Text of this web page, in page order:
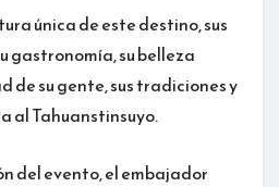
única de este destino, sus
gastronomía, su belleza
de su gente, sus tradiciones y
al Tahuanstinsuyo.
del evento, el embajador